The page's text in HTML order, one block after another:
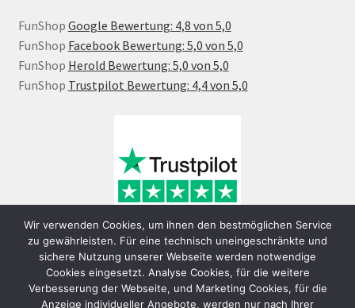
FunShop Google Bewertung: 4,8 von 5,0
FunShop Facebook Bewertung: 5,0 von 5,0
FunShop Herold Bewertung: 5,0 von 5,0
FunShop Trustpilot Bewertung: 4,4 von 5,0
Wir verwenden Cookies, um ihnen den bestmöglichen Service
zu gewährleisten. Für eine technisch uneingeschränkte und
sichere Nutzung unserer Webseite werden notwendige
Cookies eingesetzt. Analyse Cookies, für die weitere
Verbesserung der Webseite, und Marketing Cookies, für die
Anzeige individueller Angebote, werden nur nach Ihrer